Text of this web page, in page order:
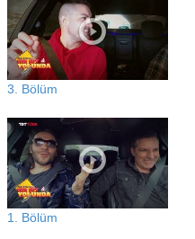
3. Bölüm
1. Bölüm